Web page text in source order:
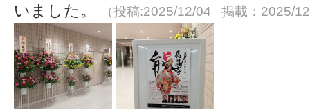
いました。
（投稿:2025/12/04 掲載：2025/